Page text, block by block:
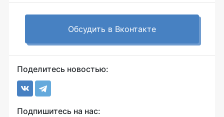
Обсудить в Вконтакте
Поделитесь новостью:
Подпишитесь на нас: